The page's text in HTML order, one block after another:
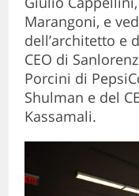
Marangoni, e
dell’architetto e
CEO di
Porcini di
Shulman e del
Kassamali.